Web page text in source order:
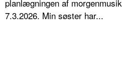
planlægningen af
7.3.2026. Min søster har...